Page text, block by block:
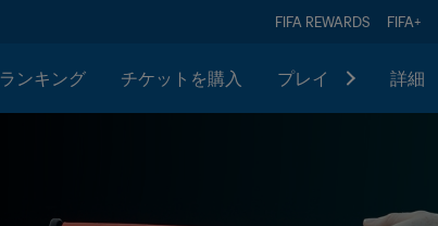
FIFA REWARDS FIFA+
ランキング チケットを購入 プレイ 詳細